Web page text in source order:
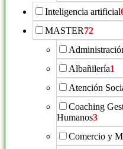
Inteligencia artificial
MASTER72
Albañilería1
Atención
Coaching
Humanos3
Comercio y